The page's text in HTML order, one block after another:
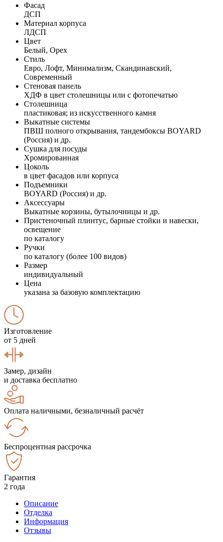
Фасад
ДСП
Материал корпуса
ЛДСП
Цвет
Белый, Орех
Стиль
Евро, Лофт, Минимализм, Скандинавский,
Современный
Стеновая панель
ХДФ в цвет столешницы или с фотопечатью
Столешница
пластиковая; из искусственного камня
Выкатные системы
ПВШ полного открывания, тандембоксы BOYARD
(Россия) и др.
Сушка для посуды
Хромированная
Цоколь
в цвет фасадов или корпуса
Подъемники
BOYARD (Россия) и др.
Аксессуары
Выкатные корзины, бутылочницы и др.
Пристеночный плинтус, барные стойки и навески,
освещение
по каталогу
Ручки
по каталогу (более 100 видов)
Размер
индивидуальный
Цена
указана за базовую комплектацию
Изготовление
от 5 дней
Замер, дизайн
и доставка бесплатно
Оплата наличными, безналичный расчёт
Беспроцентная рассрочка
Гарантия
2 года
Описание
Отделка
Информация
Отзывы